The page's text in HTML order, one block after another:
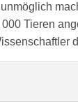
Tieren